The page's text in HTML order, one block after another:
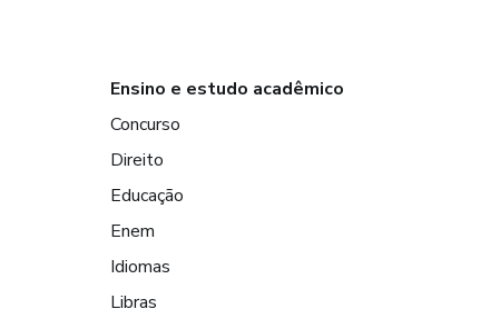
Ensino e estudo acadêmico
Concurso
Direito
Educação
Enem
Idiomas
Libras